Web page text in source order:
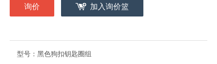
询价 加入询价篮
型号： 黑色狗扣钥匙圈组